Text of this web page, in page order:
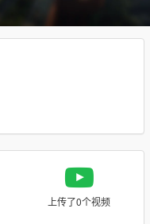
上传了0个视频